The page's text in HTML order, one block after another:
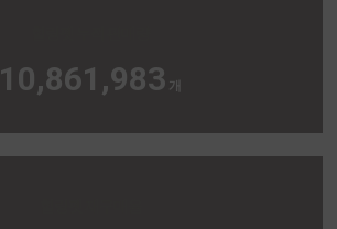
10,861,983 개